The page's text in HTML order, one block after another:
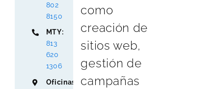
802
8150
MTY:
813
620
1306
Oficinas
como
creación de
sitios web,
gestión de
campañas